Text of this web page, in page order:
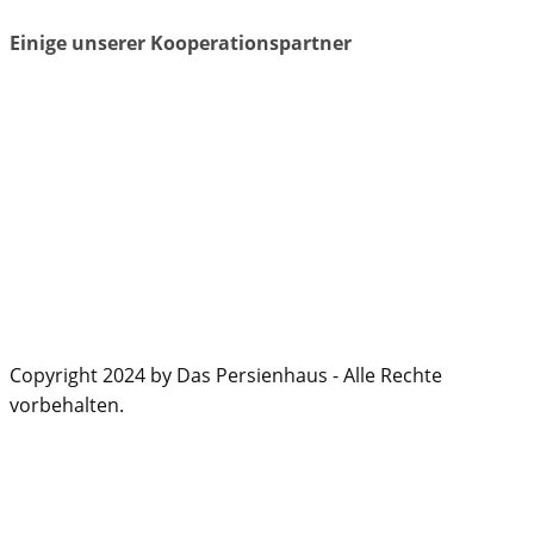
Einige unserer Kooperationspartner
Copyright 2024 by Das Persienhaus - Alle Rechte
vorbehalten.